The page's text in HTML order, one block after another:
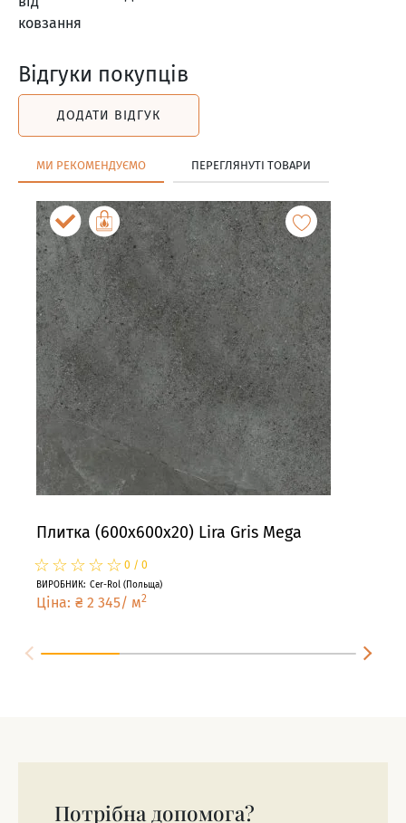
Відгуки покупців
ДОДАТИ ВІДГУК
МИ РЕКОМЕНДУЄМО ПЕРЕГЛЯНУТІ ТОВАРИ
Плитка (600x600x20) Lira Gris Mega
☆
★☆
★☆
★☆
★☆
★ 0 / 0
ВИРОБНИК: Cer-Rol (Польща)
Ціна: ₴ 2 345/ м2
Потрібна допомога?